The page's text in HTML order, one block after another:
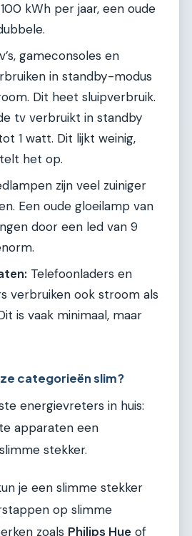
kWh per jaar, een oude
gameconsoles en
in standby-modus
Dit heet sluipverbruik.
tv verbruikt in standby
1 watt. Dit lijkt weinig,
het op.
zijn veel zuiniger
Een oude gloeilamp van
door een led van 9
Telefoonladers en
verbruiken ook stroom als
is vaak minimaal, maar
categorieën slim?
energievreters in huis:
apparaten een
stekker.
je een slimme stekker
op slimme
zoals Philips Hue of